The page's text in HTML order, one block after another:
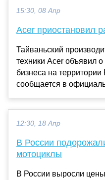
15:30, 08 Апр
Acer приостановил
Тайваньский
техники Acer объявил
бизнеса на
сообщается в
12:30, 18 Апр
В России
мотоциклы
В России выросли